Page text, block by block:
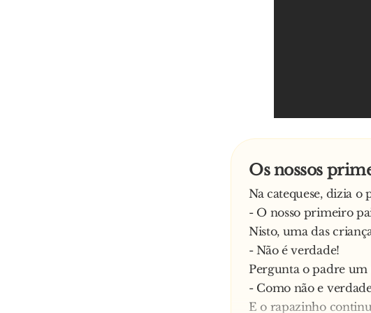
Os nossos
Na catequese, dizia
- O nosso primeiro
Nisto, uma das
- Não é verdade!
Pergunta o padre
- Como não e
E o rapazinho